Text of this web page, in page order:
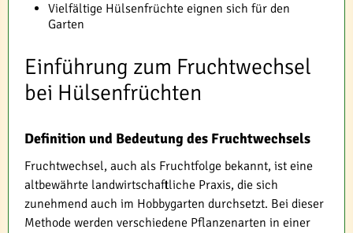
Vielfältige Hülsenfrüchte eignen sich für den
Garten
Einführung zum Fruchtwechsel
bei Hülsenfrüchten
Definition und Bedeutung des Fruchtwechsels
Fruchtwechsel, auch als Fruchtfolge bekannt, ist eine
altbewährte landwirtschaftliche Praxis, die sich
zunehmend auch im Hobbygarten durchsetzt. Bei dieser
Methode werden verschiedene Pflanzenarten in einer